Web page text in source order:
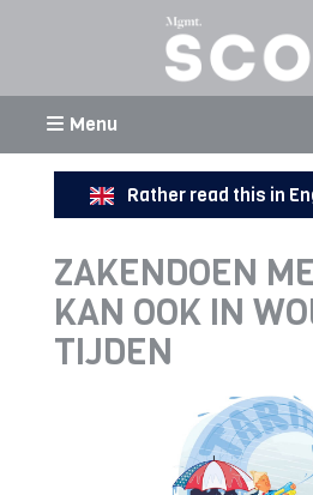
Menu
Rather read this in
ZAKENDOEN
KAN OOK IN
TIJDEN